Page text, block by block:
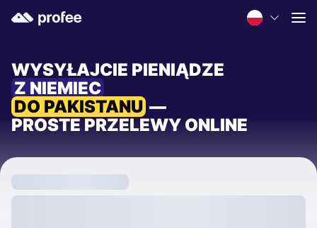
WYSYŁAJCIE PIENIĄDZE
Z NIEMIEC
DO PAKISTANU —
PROSTE PRZELEWY ONLINE